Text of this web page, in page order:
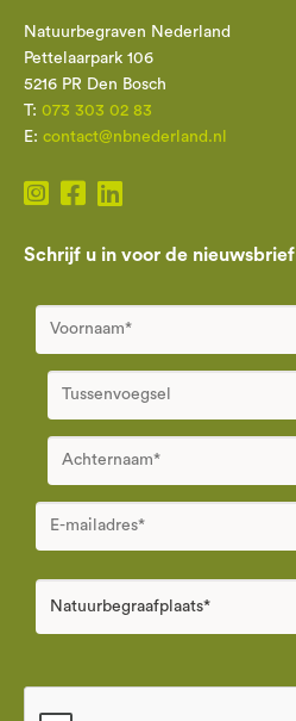
Natuurbegraven Nederland
Pettelaarpark 106
5216 PR Den Bosch
T: 073 303 02 83
E: contact@nbnederland.nl
Schrijf u in voor de nieuwsbrief